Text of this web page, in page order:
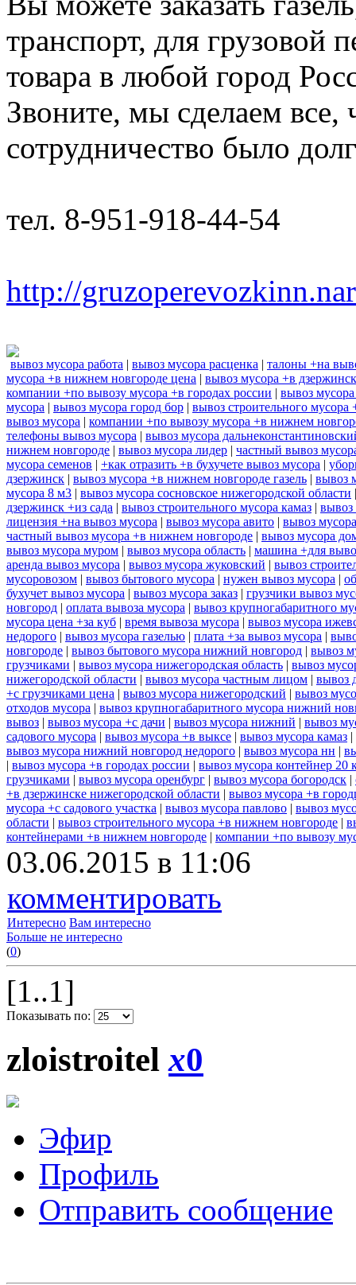
транспорт, для грузовой
товара в любой город
Звоните, мы сделаем
сотрудничество было
тел. 8-951-918-44-54
http://
вывоз мусора работа | вывоз мусора расценка | талоны +на
мусора +в нижнем новгороде цена | вывоз мусора +в
компании +по вывозу мусора +в городах россии | вывоз мусора
мусора | вывоз мусора город бор | вывоз строительного мусора
вывоз мусора | компании +по вывозу мусора +в нижнем
телефоны вывоз мусора | вывоз мусора
нижнем новгороде | вывоз мусора лидер | частный вывоз
мусора семенов | +как отразить +в бухучете вывоз мусора |
дзержинск | вывоз мусора +в нижнем новгороде газель | вывоз
мусора 8 м3 | вывоз мусора сосновское нижегородской области
дзержинск +из сада | вывоз строительного мусора камаз | вывоз
лицензия +на вывоз мусора | вывоз мусора авито | вывоз
частный вывоз мусора +в нижнем новгороде | вывоз мусора
вывоз мусора муром | вывоз мусора область | машина +для
аренда вывоз мусора | вывоз мусора жуковский | вывоз
мусоровозом | вывоз бытового мусора | нужен вывоз мусора |
бухучет вывоз мусора | вывоз мусора заказ | грузчики вывоз
новгород | оплата вывоза мусора | вывоз крупногабаритного
мусора цена +за куб | время вывоза мусора | вывоз мусора
недорого | вывоз мусора газелью | плата +за вывоз мусора |
новгороде | вывоз бытового мусора нижний новгород | вывоз
грузчиками | вывоз мусора нижегородская область | вывоз
нижегородской области | вывоз мусора частным лицом | вывоз
+с грузчиками цена | вывоз мусора нижегородский | вывоз
отходов мусора | вывоз крупногабаритного мусора нижний
вывоз | вывоз мусора +с дачи | вывоз мусора нижний | вывоз
садового мусора | вывоз мусора +в выксе | вывоз мусора камаз |
вывоз мусора нижний новгород недорого | вывоз мусора нн |
| вывоз мусора +в городах россии | вывоз мусора контейнер 20
грузчиками | вывоз мусора оренбург | вывоз мусора богородск |
+в дзержинске нижегородской области | вывоз мусора +в
мусора +с садового участка | вывоз мусора павлово | вывоз
области | вывоз строительного мусора +в нижнем новгороде |
контейнерами +в нижнем новгороде | компании +по вывозу
03.06.2015 в 11:06
комментировать
Интересно Вам интересно
Больше не интересно
(0)
[1..1]
Показывать по:
zloistroitelx0
Эфир
Профиль
Отправить сообщение